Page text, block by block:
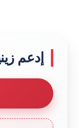
إدعم